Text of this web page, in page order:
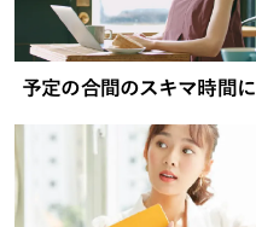
予定の合間のスキマ時間に